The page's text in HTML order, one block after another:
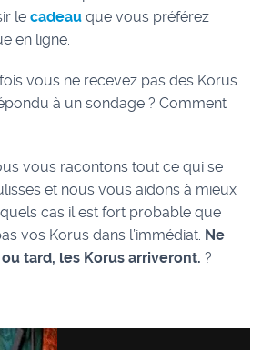
le cadeau que vous préférez
en ligne.
vous ne recevez pas des Korus
à un sondage ? Comment
vous racontons tout ce qui se
et nous vous aidons à mieux
cas il est fort probable que
vos Korus dans l’immédiat. Ne
ou tard, les Korus arriveront.?